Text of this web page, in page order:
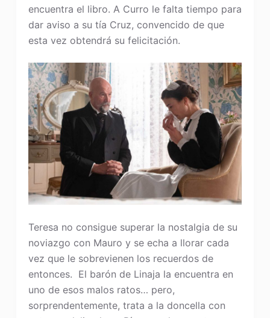
encuentra el libro. A Curro le falta tiempo para
dar aviso a su tía Cruz, convencido de que
esta vez obtendrá su felicitación.
Teresa no consigue superar la nostalgia de su
noviazgo con Mauro y se echa a llorar cada
vez que le sobrevienen los recuerdos de
entonces. El barón de Linaja la encuentra en
uno de esos malos ratos… pero,
sorprendentemente, trata a la doncella con